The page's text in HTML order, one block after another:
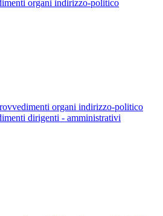
organi indirizzo-politico
organi indirizzo-politico
dirigenti - amministrativi